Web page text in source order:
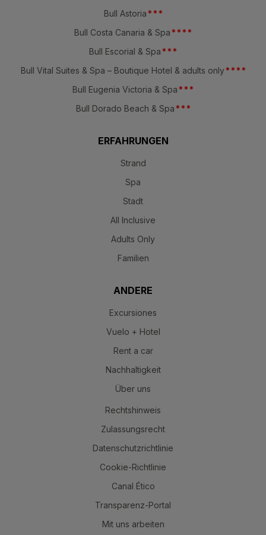
Bull Astoria * * *
Bull Costa Canaria & Spa * * * *
Bull Escorial & Spa * * *
Bull Vital Suites & Spa – Boutique Hotel & adults only * * * *
Bull Eugenia Victoria & Spa * * *
Bull Dorado Beach & Spa * * *
ERFAHRUNGEN
Strand
Spa
Stadt
All Inclusive
Adults Only
Familien
ANDERE
Excursiones
Vuelo + Hotel
Rent a car
Nachhaltigkeit
Über uns
Rechtshinweis
Zulassungsrecht
Datenschutzrichtlinie
Cookie-Richtlinie
Canal Ético
Transparenz-Portal
Mit uns arbeiten